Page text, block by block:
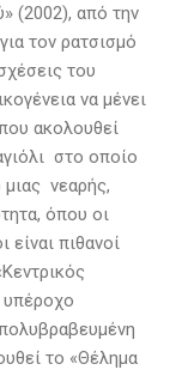
(2002), από την
τον ρατσισμό
του
να μένει
ακολουθεί
στο οποίο
νεαρής,
όπου οι
είναι πιθανοί
υπέροχο
το «Θέλημα